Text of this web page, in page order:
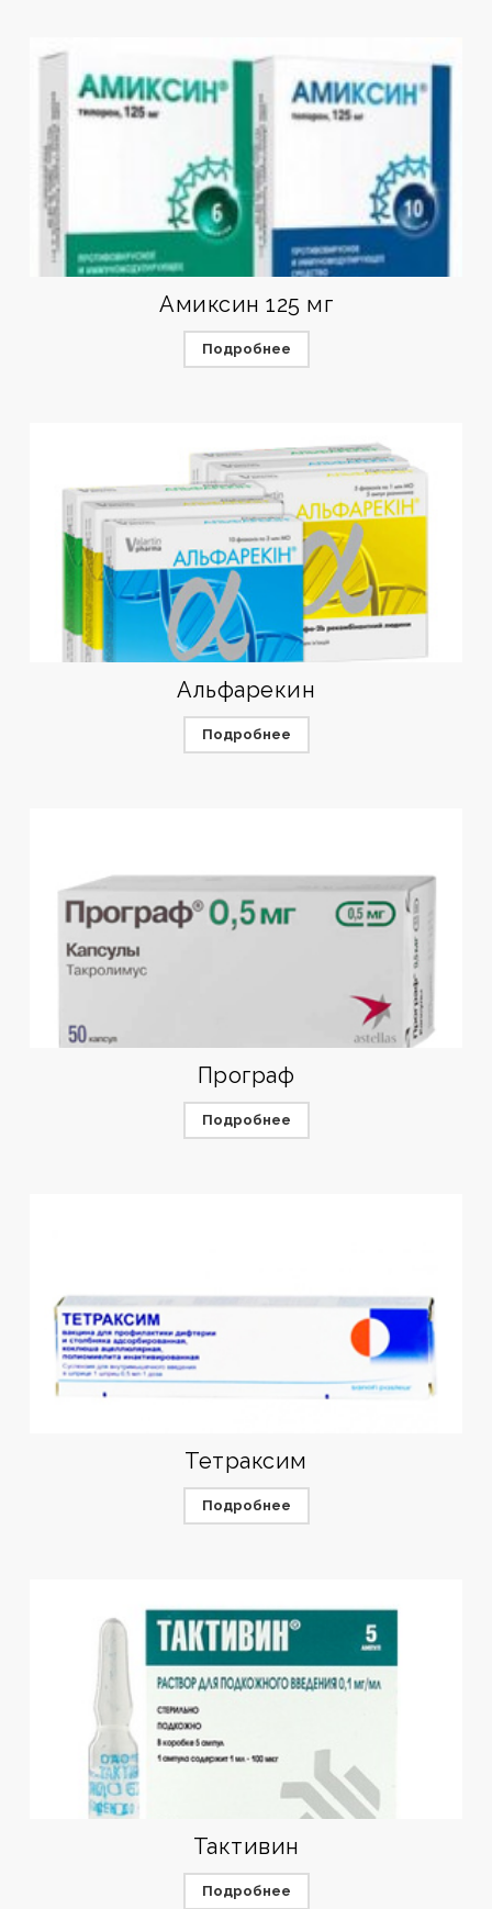
Амиксин 125 мг
Подробнее
Альфарекин
Подробнее
Програф
Подробнее
Тетраксим
Подробнее
Тактивин
Подробнее